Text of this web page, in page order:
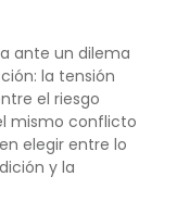
ante un dilema
la tensión
el riesgo
mismo conflicto
elegir entre lo
y la